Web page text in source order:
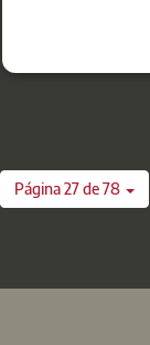
@:
Página 27 de 78